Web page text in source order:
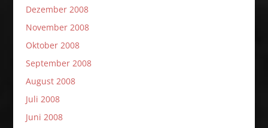
Dezember 2008
November 2008
Oktober 2008
September 2008
August 2008
Juli 2008
Juni 2008